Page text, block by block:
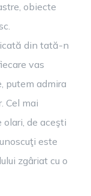
obiecte
din tată-n
vas
putem admira
Cel mai
de aceşti
este
zgâriat cu o